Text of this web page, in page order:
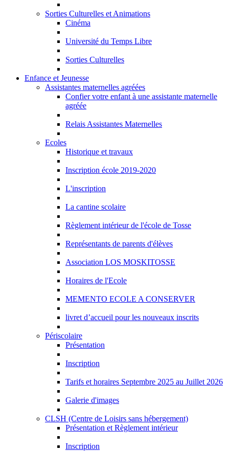
Sorties Culturelles et Animations
Cinéma
Université du Temps Libre
Sorties Culturelles
Enfance et Jeunesse
Assistantes maternelles agréées
Confier votre enfant à une assistante maternelle
agréée
Relais Assistantes Maternelles
Ecoles
Historique et travaux
Inscription école 2019-2020
L'inscription
La cantine scolaire
Règlement intérieur de l'école de Tosse
Représentants de parents d'élèves
Association LOS MOSKITOSSE
Horaires de l'Ecole
MEMENTO ECOLE A CONSERVER
livret d’accueil pour les nouveaux inscrits
Périscolaire
Présentation
Inscription
Tarifs et horaires Septembre 2025 au Juillet 2026
Galerie d'images
CLSH (Centre de Loisirs sans hébergement)
Présentation et Règlement intérieur
Inscription